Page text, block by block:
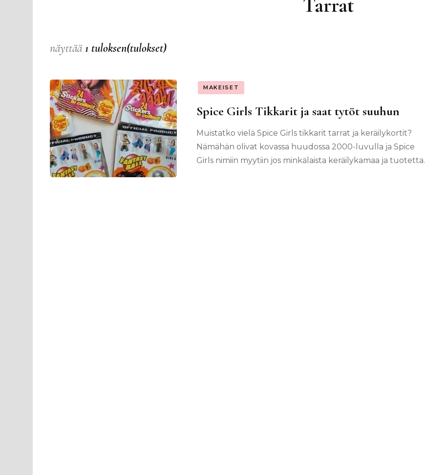
näyttää 1 tuloksen(tulokset)
MAKEISET
Spice Girls Tikkarit ja saat tytöt suuhun
Muistatko vielä Spice Girls tikkarit tarrat ja keräilykortit?
Nämähän olivat kovassa huudossa 2000-luvulla ja Spice
Girls nimiin myytiin jos minkälaista keräilykamaa ja tuotetta.